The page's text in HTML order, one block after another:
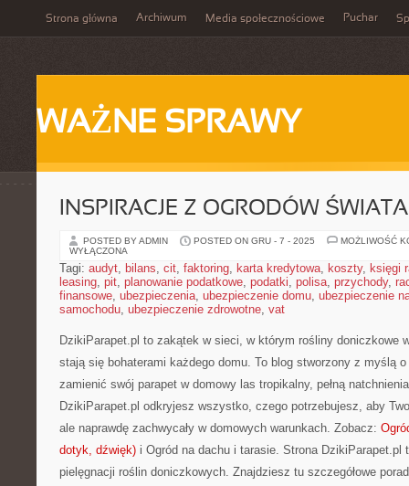
Strona główna Archiwum Media społecznościowe Puchar
WAŻNE SPRAWY
INSPIRACJE Z OGRODÓW ŚWIATA
POSTED BY ADMIN POSTED ON GRU - 7 - 2025
MOŻLIWOŚĆ
WYŁĄCZONA
Tagi: audyt, bilans, cit, faktoring, karta kredytowa, koszty, księgi
leasing, pit, planowanie podatkowe, podatki, polisa, przychody,
finansowe, ubezpieczenia, ubezpieczenie domu, ubezpieczenie
samochodu, ubezpieczenie zdrowotne, vat
DzikiParapet.pl to zakątek w sieci, w którym rośliny doniczkowe
stają się bohaterami każdego domu. To blog stworzony z myślą
zamienić swój parapet w domowy las tropikalny, pełną
DzikiParapet.pl odkryjesz wszystko, czego potrzebujesz, aby
ale naprawdę zachwycały w domowych warunkach. Zobacz:
dotyk, dźwięk) i Ogród na dachu i tarasie. Strona DzikiParapet.pl
pielęgnacji roślin doniczkowych. Znajdziesz tu szczegółowe